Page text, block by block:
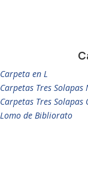
Carpeta en L
Carpetas Tres Solapas
Carpetas Tres Solapas
Lomo de Bibliorato